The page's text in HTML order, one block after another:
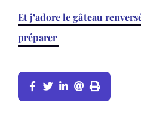
Et j’adore le gâteau
préparer